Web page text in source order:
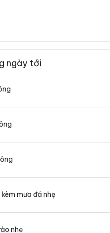
ngày tới
kèm mưa đá nhẹ
nhẹ